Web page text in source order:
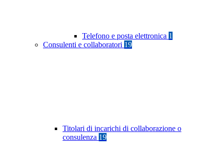
Telefono e posta elettronica 1
Consulenti e collaboratori 19
Titolari di incarichi di collaborazione o
consulenza 19